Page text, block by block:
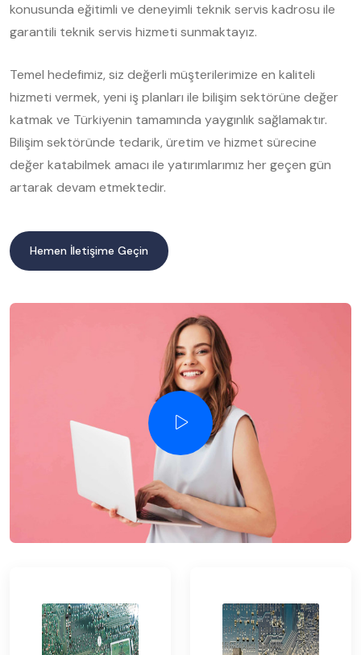
konusunda eğitimli ve deneyimli teknik servis kadrosu ile
garantili teknik servis hizmeti sunmaktayız.
Temel hedefimiz, siz değerli müşterilerimize en kaliteli
hizmeti vermek, yeni iş planları ile bilişim sektörüne değer
katmak ve Türkiyenin tamamında yaygınlık sağlamaktır.
Bilişim sektöründe tedarik, üretim ve hizmet sürecine
değer katabilmek amacı ile yatırımlarımız her geçen gün
artarak devam etmektedir.
Hemen İletişime Geçin